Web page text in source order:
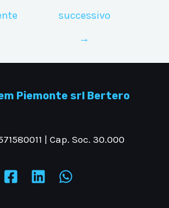
successivo
→
Piemonte srl Bertero
| Cap. Soc. 30.000